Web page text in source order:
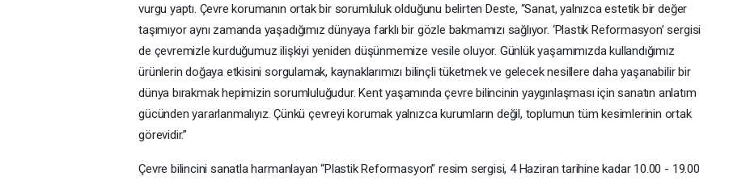
vurgu yaptı. Çevre korumanın ortak bir sorumluluk olduğunu belirten Deste, “Sanat, yalnızca estetik bir değer
taşımıyor aynı zamanda yaşadığımız dünyaya farklı bir gözle bakmamızı sağlıyor. ‘Plastik Reformasyon’ sergisi
de çevremizle kurduğumuz ilişkiyi yeniden düşünmemize vesile oluyor. Günlük yaşamımızda kullandığımız
ürünlerin doğaya etkisini sorgulamak, kaynaklarımızı bilinçli tüketmek ve gelecek nesillere daha yaşanabilir bir
dünya bırakmak hepimizin sorumluluğudur. Kent yaşamında çevre bilincinin yaygınlaşması için sanatın anlatım
gücünden yararlanmalıyız. Çünkü çevreyi korumak yalnızca kurumların değil, toplumun tüm kesimlerinin ortak
görevidir.”
Çevre bilincini sanatla harmanlayan “Plastik Reformasyon” resim sergisi, 4 Haziran tarihine kadar 10.00 - 19.00